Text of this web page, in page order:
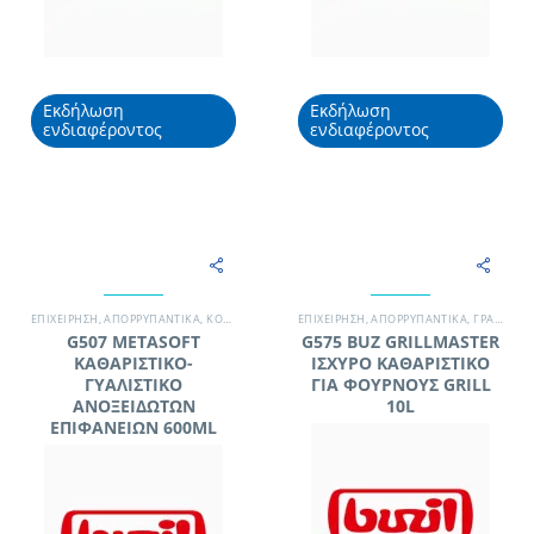
Εκδήλωση
ενδιαφέροντος
Εκδήλωση
ενδιαφέροντος
EΠΙΧΕΊΡΗΣΗ,ΑΠΟΡΡΥΠΑΝΤΙΚΆ, ΚΟΥΖΊΝΑ - GRILL ,ΞΕΝΟΔΟΧΕΊΟ,ΣΥΝΕΡΓΕΊΟ ΚΑΘΑΡΙΣΜΟΎ
G507 METASOFT
ΚΑΘΑΡΙΣΤΙΚΟ-
ΓΥΑΛΙΣΤΙΚΟ
ΑΝΟΞΕΙΔΩΤΩΝ
ΕΠΙΦΑΝΕΙΩΝ 600ML
EΠΙΧΕΊΡΗΣΗ,ΑΠΟΡΡΥΠΑΝΤΙΚΆ, ΓΡΑΦΕΊΟ
G575 BUZ GRILLMASTER
ΙΣΧΥΡΟ ΚΑΘΑΡΙΣΤΙΚΟ
ΓΙΑ ΦΟΥΡΝΟΥΣ GRILL
10L